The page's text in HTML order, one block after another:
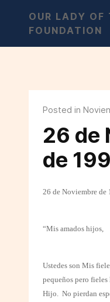
OUR LADY OF
FOUNDATION
Posted in
26 de
de
26 de Noviembre de
“Mis amados hijos,
Ustedes son Mis
pequeños pero
Hijo. No pierdan